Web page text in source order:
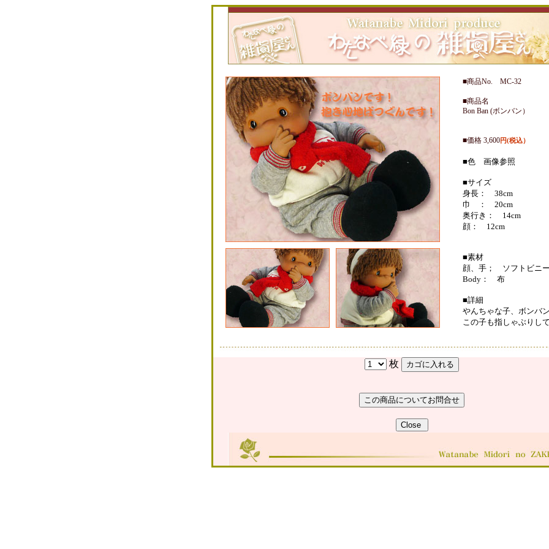
■商品No. MC-32
■商品名
Bon Ban (ボンバン）
■価格 3,600円(税込）
■色 画像参照
■サイズ
身長： 38cm
巾 ： 20cm
奥行き： 14cm
顔： 12cm
■素材
顔、手； ソフトビニ
Body： 布
■詳細
やんちゃな子、ボンバ
この子も指しゃぶりし
枚